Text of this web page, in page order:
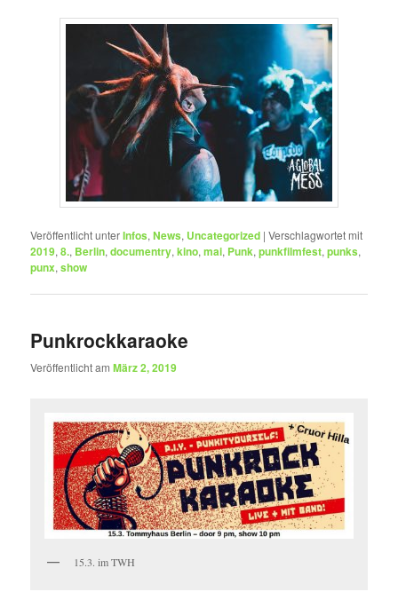
Veröffentlicht unterInfos,News, Uncategorized |Verschlagwortet mit
2019,8., Berlin,documentry,kino,mai, Punk,punkfilmfest,punks,
punx,show
Punkrockkaraoke
Veröffentlicht amMärz 2, 2019
15.3. im TWH